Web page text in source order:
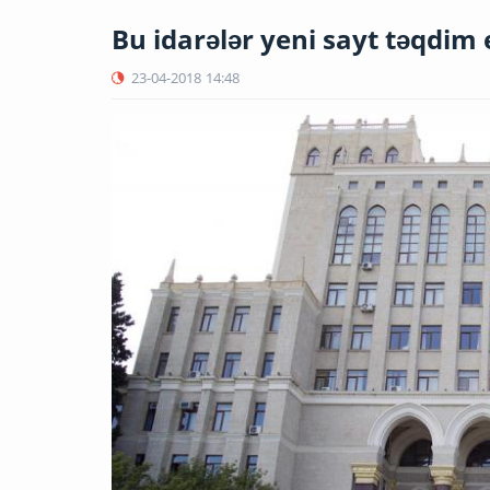
Bu idarələr yeni sayt təqdim
23-04-2018 14:48